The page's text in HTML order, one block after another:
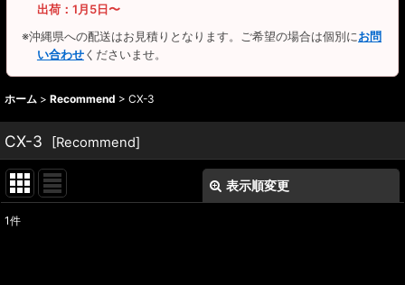
出荷：1月5日〜
※沖縄県への配送はお見積りとなります。ご希望の場合は個別にお問
い合わせくださいませ。
ホーム > Recommend > CX-3
CX-3 [Recommend]
表示順変更
1件